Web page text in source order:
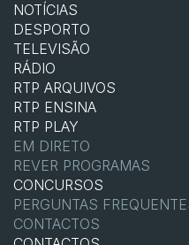
NOTÍCIAS
DESPORTO
TELEVISÃO
RÁDIO
RTP ARQUIVOS
RTP ENSINA
RTP PLAY
EM DIRETO
REVER PROGRAMAS
CONCURSOS
PERGUNTAS
CONTACTOS